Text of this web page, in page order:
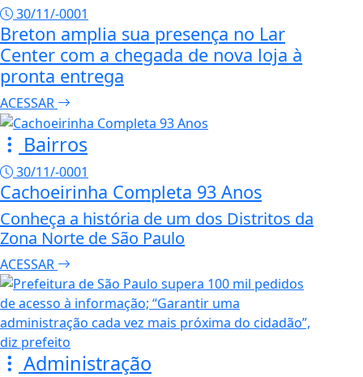
30/11/-0001
Breton amplia sua presença no Lar
Center com a chegada de nova loja à
pronta entrega
ACESSAR
Bairros
30/11/-0001
Cachoeirinha Completa 93 Anos
Conheça a história de um dos Distritos da
Zona Norte de São Paulo
ACESSAR
Administração